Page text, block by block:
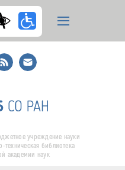
E-
mail
подписка
учреждение науки
техническая библиотека
академии наук